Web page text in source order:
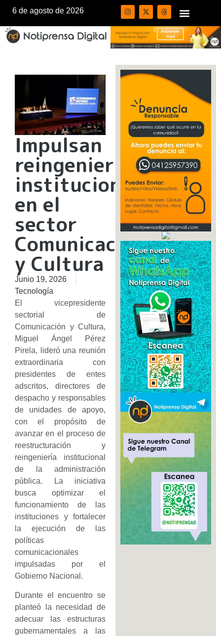
6 de agosto de 2026
Impulsan
reingeniería
institucional
en el
sector
Comunicación
y Cultura
Junio 19, 2026
Tecnología
El vicepresidente
sectorial de
Comunicación y Cultura,
Miguel Ángel Pérez
Pirela, lideró una reunión
extraordinaria con
presidentes de entes
adscritos, directores de
despacho y responsables
de unidades de apoyo,
con el propósito de
avanzar en el proceso de
reestructuración y
reingeniería institucional
de la administración
pública. La iniciativa
busca optimizar el
funcionamiento de las
instituciones y fortalecer
la ejecución de las
políticas
comunicacionales
impulsadas por el
Gobierno Nacional.
Durante el encuentro se
planteó la necesidad de
adecuar las estructuras
gubernamentales a las